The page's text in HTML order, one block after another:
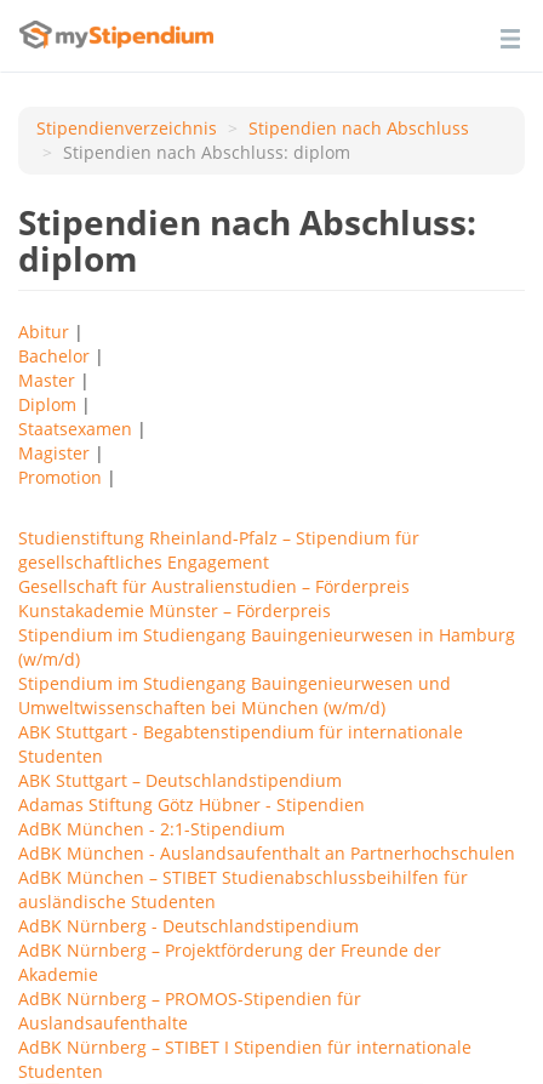
Stipendienverzeichnis
Stipendien nach Аbschluss
Stipendien nach Abschluss: diplom
Stipendien nach Abschluss:
diplom
Abitur |
Bachelor |
Master |
Diplom |
Staatsexamen |
Magister |
Promotion |
Studienstiftung Rheinland-Pfalz – Stipendium für
gesellschaftliches Engagement
Gesellschaft für Australienstudien – Förderpreis
Kunstakademie Münster – Förderpreis
Stipendium im Studiengang Bauingenieurwesen in Hamburg
(w/m/d)
Stipendium im Studiengang Bauingenieurwesen und
Umweltwissenschaften bei München (w/m/d)
ABK Stuttgart - Begabtenstipendium für internationale
Studenten
ABK Stuttgart – Deutschlandstipendium
Adamas Stiftung Götz Hübner - Stipendien
AdBK München - 2:1-Stipendium
AdBK München - Auslandsaufenthalt an Partnerhochschulen
AdBK München – STIBET Studienabschlussbeihilfen für
ausländische Studenten
AdBK Nürnberg - Deutschlandstipendium
AdBK Nürnberg – Projektförderung der Freunde der
Akademie
AdBK Nürnberg – PROMOS-Stipendien für
Auslandsaufenthalte
AdBK Nürnberg – STIBET I Stipendien für internationale
Studenten